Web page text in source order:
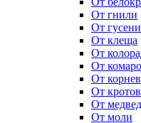
От гнили
От
От клеща
От
От
От
От кротов
От
От моли